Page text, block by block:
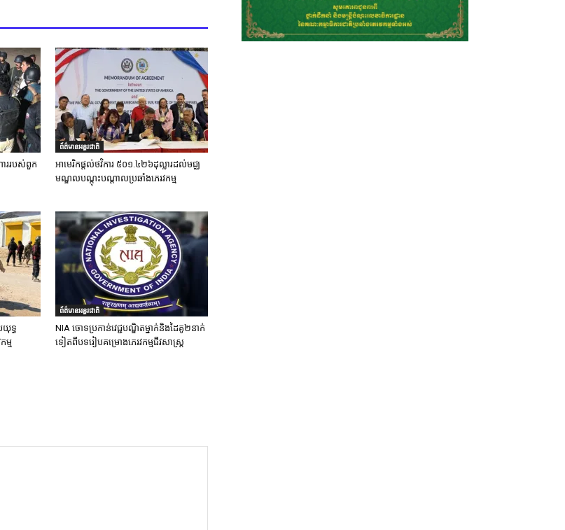
ាររបស់ពួក
ព័ត៌មានអន្តរជាតិ
អាមេរិកផ្តល់ថវិការ ៥០១.៤២៦ដុល្លារដល់មជ្ឈ
មណ្ឌលបណ្តុះបណ្តាលប្រឆាំងភេរវកម្ម
យុទ្ធ
ម្ម
ព័ត៌មានអន្តរជាតិ
NIA ចោទប្រកាន់វេជ្ជបណ្ឌិតម្នាក់និងដៃគូ២នាក់
ទៀតពីបទរៀបគម្រោងភេរវកម្មជីវសាស្ត្រ